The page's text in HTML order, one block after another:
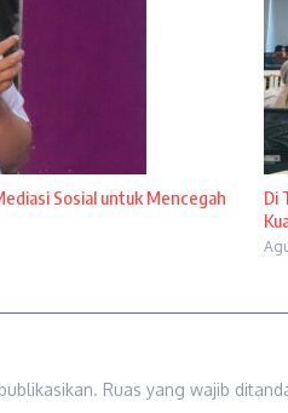
Sosial untuk Mencegah
Di
Ruas yang wajib